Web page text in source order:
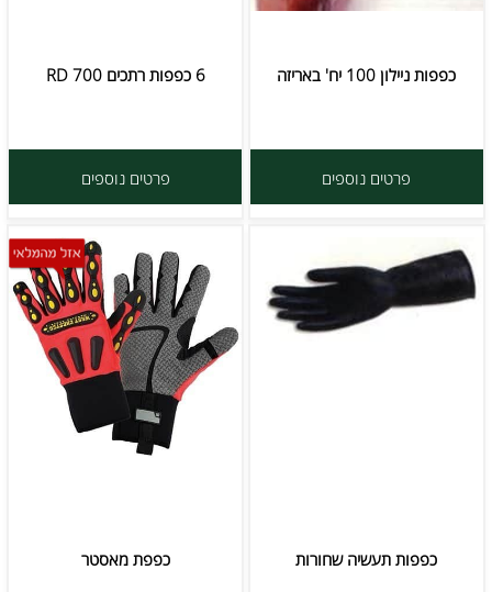
כפפות ניילון 100 יח' באריזה
פרטים נוספים
6 כפפות רתכים RD 700
פרטים נוספים
כפפות תעשיה שחורות כפפת מאסטר